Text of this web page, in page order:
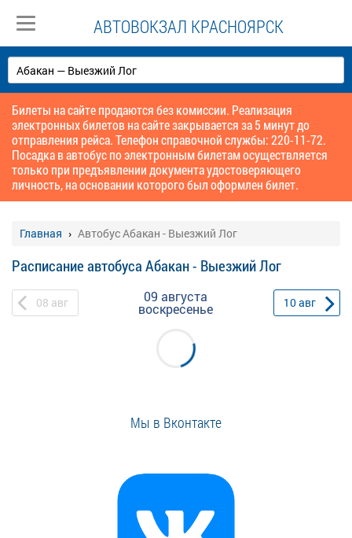
АВТОВОКЗАЛ КРАСНОЯРСК
Билеты на сайте продаются без комиссии. Реализация
электронных билетов на сайте закрывается за 5 минут до
отправления рейса. Телефон справочной службы: 220-11-72.
Посадка в автобус по электронным билетам осуществляется
только при предъявлении документа удостоверяющего
личность, на основании которого был оформлен билет.
Главная Автобус Абакан - Выезжий Лог
Расписание автобуса Абакан - Выезжий Лог
08 авг 09 августа
воскресенье 10авг
Мы в Вконтакте